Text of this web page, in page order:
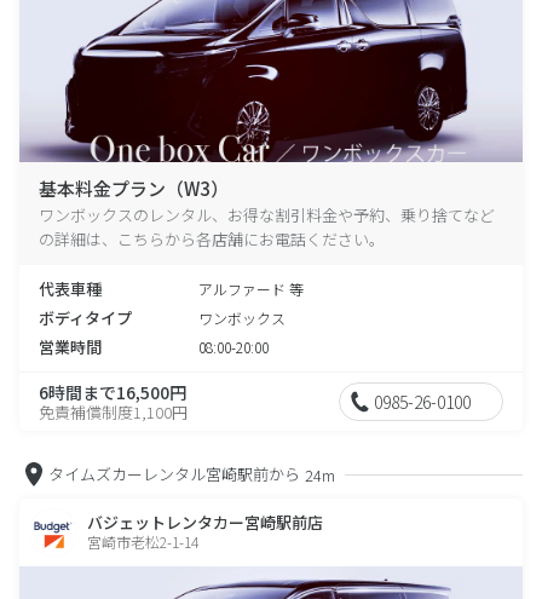
基本料金プラン（W3）
ワンボックスのレンタル、お得な割引料金や予約、乗り捨てなど
の詳細は、こちらから各店舗にお電話ください。
代表車種 アルファード 等
ボディタイプ ワンボックス
営業時間 08:00-20:00
6時間まで16,500円
免責補償制度1,100円 0985-26-0100
タイムズカーレンタル宮崎駅前から 24m
バジェットレンタカー宮崎駅前店
宮崎市老松2-1-14